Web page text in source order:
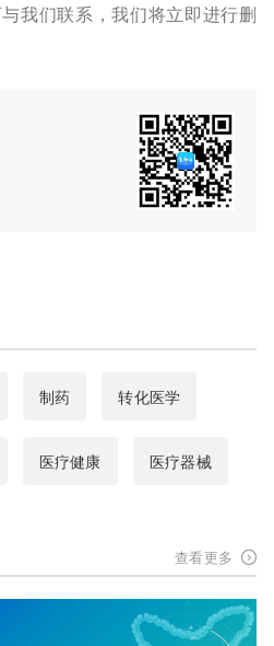
我们联系，我们将立即进行删
制药 转化医学
医疗健康 医疗器械
查看更多